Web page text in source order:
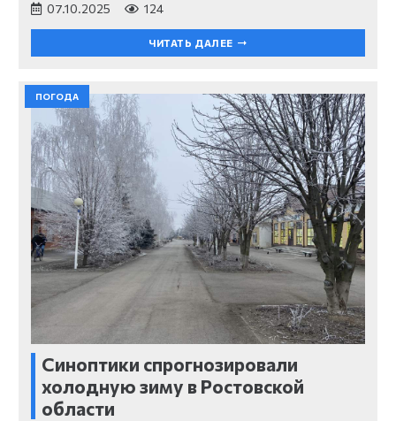
07.10.2025 124
ЧИТАТЬ ДАЛЕЕ
ПОГОДА
Синоптики спрогнозировали
холодную зиму в Ростовской
области